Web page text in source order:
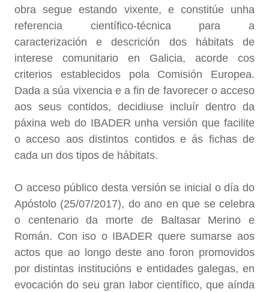
obra segue estando vixente, e constitúe unha
referencia científico-técnica para a
caracterización e descrición dos hábitats de
interese comunitario en Galicia, acorde cos
criterios establecidos pola Comisión Europea.
Dada a súa vixencia e a fin de favorecer o acceso
aos seus contidos, decidiuse incluír dentro da
páxina web do IBADER unha versión que facilite
o acceso aos distintos contidos e ás fichas de
cada un dos tipos de hábitats.
O acceso público desta versión se inicial o día do
Apóstolo (25/07/2017), do ano en que se celebra
o centenario da morte de Baltasar Merino e
Román. Con iso o IBADER quere sumarse aos
actos que ao longo deste ano foron promovidos
por distintas institucións e entidades galegas, en
evocación do seu gran labor científico, que aínda